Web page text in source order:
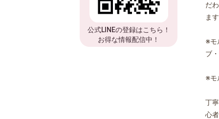
公式LINEの登録はこちら！
お得な情報配信中！
だ
ます
※モ
ブ
※モ
丁
心